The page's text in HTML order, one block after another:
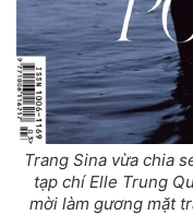
Trang Sina vừa chia
tạp chí Elle Trung
mời làm gương mặt